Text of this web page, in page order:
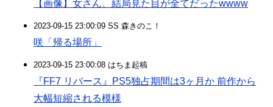
【画像】女さん、結局見た目が全てだったwwww
2023-09-15 23:00:09 SS 森きのこ！
咲「帰る場所」
2023-09-15 23:00:08 はちま起稿
『FF7 リバース』PS5独占期間は3ヶ月か 前作から
大幅短縮される模様